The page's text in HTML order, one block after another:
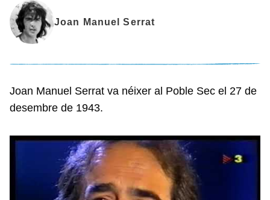
Joan Manuel Serrat
Joan Manuel Serrat va néixer al Poble Sec el 27 de
desembre de 1943.